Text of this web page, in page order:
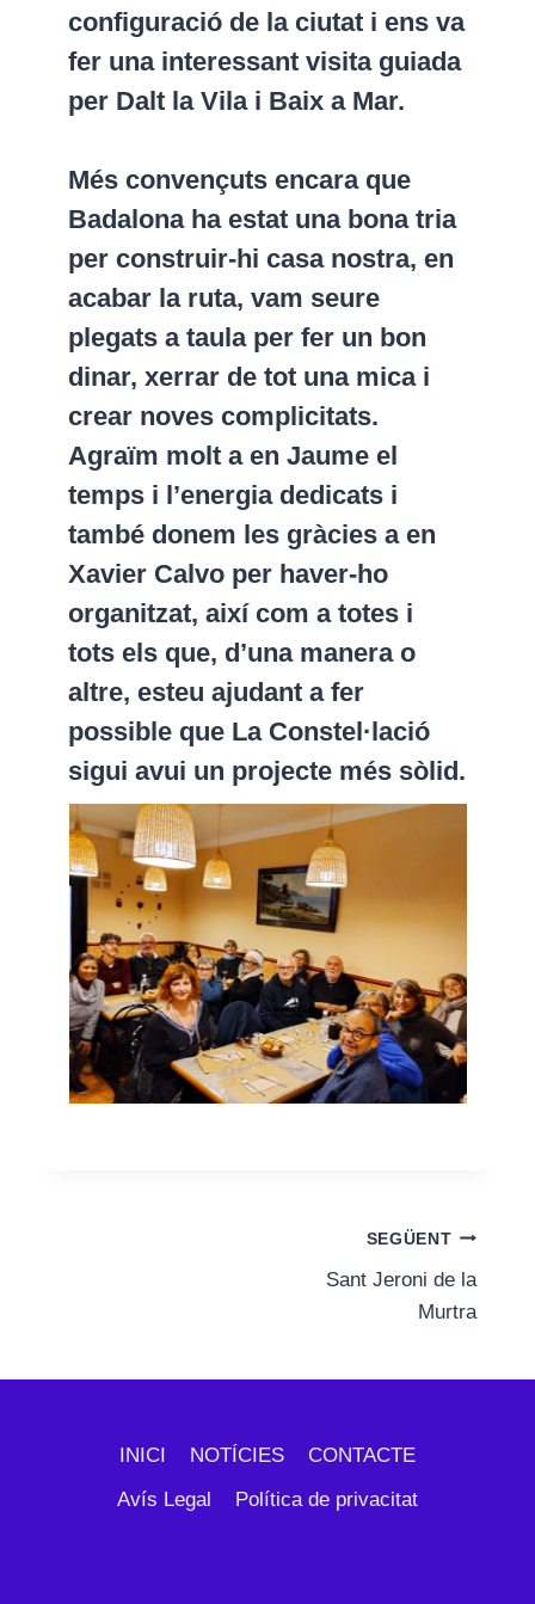
configuració de la ciutat i ens va
fer una interessant visita guiada
per Dalt la Vila i Baix a Mar.
Més convençuts encara que
Badalona ha estat una bona tria
per construir-hi casa nostra, en
acabar la ruta, vam seure
plegats a taula per fer un bon
dinar, xerrar de tot una mica i
crear noves complicitats.
Agraïm molt a en Jaume el
temps i l’energia dedicats i
també donem les gràcies a en
Xavier Calvo per haver-ho
organitzat, així com a totes i
tots els que, d’una manera o
altre, esteu ajudant a fer
possible que La Constel·lació
sigui avui un projecte més sòlid.
SEGÜENT
Sant Jeroni de la
Murtra
INICI NOTÍCIES
CONTACTE
Avís Legal
Política de privacitat